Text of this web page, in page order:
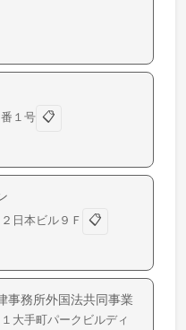
１号 📋
日本ビル９Ｆ
📋
事務所外国法共同事業
大手町パークビルディ